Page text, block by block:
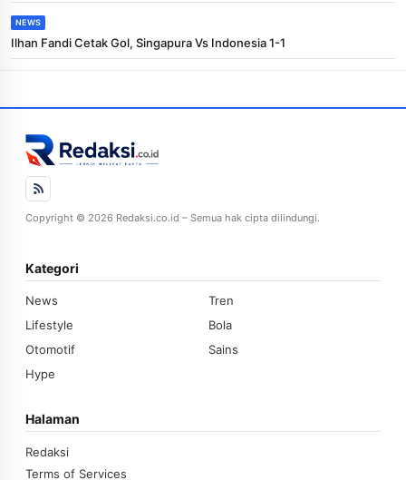
NEWS
Ilhan Fandi Cetak Gol, Singapura Vs Indonesia 1-1
Copyright © 2026 Redaksi.co.id – Semua hak cipta dilindungi.
Kategori
News
Tren
Lifestyle
Bola
Otomotif
Sains
Hype
Halaman
Redaksi
Terms of Services